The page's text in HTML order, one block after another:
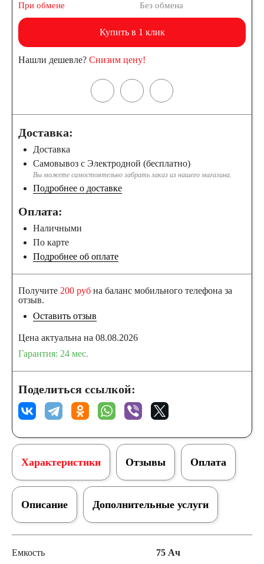
При обмене Без обмена
Купить в 1 клик
Нашли дешевле? Снизим цену!
Доставка:
Доставка
Самовывоз с Электродной (бесплатно)
Вы можете самостоятельно забрать заказ из нашего магазина.
Подробнее о доставке
Оплата:
Наличными
По карте
Подробнее об оплате
Получите 200 руб на баланс мобильного телефона за
отзыв.
Оставить отзыв
Цена актуальна на 08.08.2026
Гарантия: 24 мес.
Поделиться ссылкой:
Характеристики
Дополнительные услуги
Отзывы Оплата
Описание
Емкость 75 Ач